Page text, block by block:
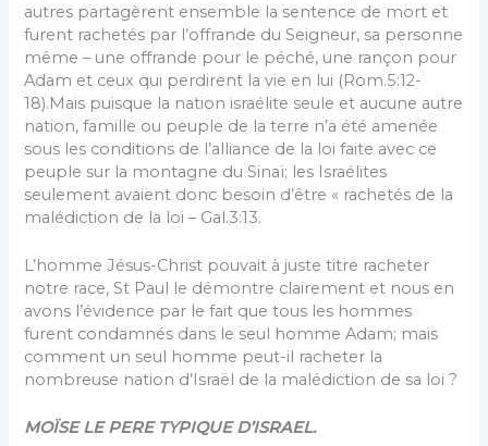
autres partagèrent ensemble la sentence de mort et
furent rachetés par l’offrande du Seigneur, sa personne
même – une offrande pour le péché, une rançon pour
Adam et ceux qui perdirent la vie en lui (Rom.5:12-
18).Mais puisque la nation israélite seule et aucune autre
nation, famille ou peuple de la terre n’a été amenée
sous les conditions de l’alliance de la loi faite avec ce
peuple sur la montagne du Sinaï; les Israélites
seulement avaient donc besoin d’être « rachetés de la
malédiction de la loi – Gal.3:13.
L’homme Jésus-Christ pouvait à juste titre racheter
notre race, St Paul le démontre clairement et nous en
avons l’évidence par le fait que tous les hommes
furent condamnés dans le seul homme Adam; mais
comment un seul homme peut-il racheter la
nombreuse nation d’Israël de la malédiction de sa loi ?
MOÏSE LE PERE TYPIQUE D’ISRAEL.